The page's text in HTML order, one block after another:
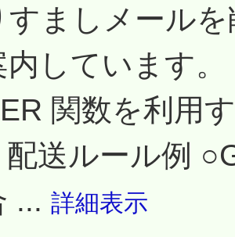
すましメール
内しています
関数を利用
送ルール例
... 詳細表示